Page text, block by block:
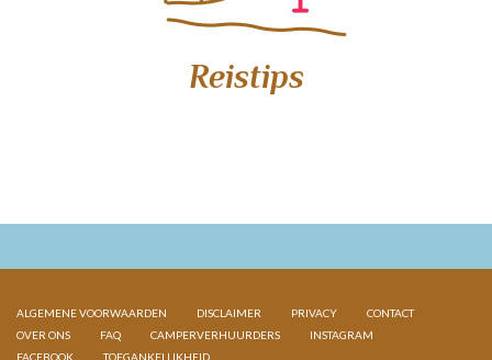
Reistips
ALGEMENE VOORWAARDEN DISCLAIMER PRIVACY
CONTACT
OVER ONS
FAQ CAMPERVERHUURDERS
INSTAGRAM
FACEBOOK
TOEGANKELIJKHEID